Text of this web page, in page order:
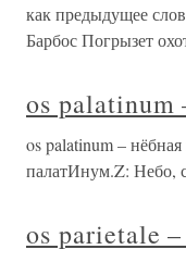
как предыдущее
Барбос Погрызет
os palatinum
os palatinum –
палатИнум.Z:
os parietale